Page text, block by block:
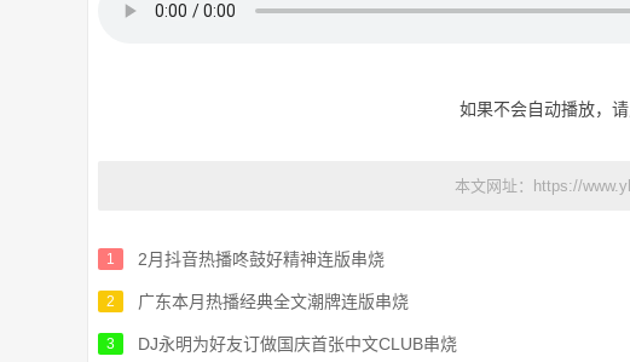
如果不会自动播放，
本文网址：https://
1 2月抖音热播咚鼓好精神连版串烧
2 广东本月热播经典全文潮牌连版串烧
3 DJ永明为好友订做国庆首张中文CLUB串烧